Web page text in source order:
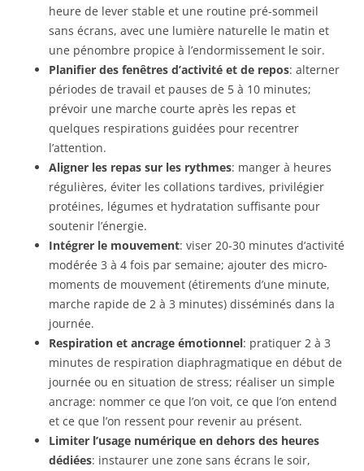
heure de lever stable et une routine pré-sommeil
sans écrans, avec une lumière naturelle le matin et
une pénombre propice à l’endormissement le soir.
Planifier des fenêtres d’activité et de repos: alterner
périodes de travail et pauses de 5 à 10 minutes;
prévoir une marche courte après les repas et
quelques respirations guidées pour recentrer
l’attention.
Aligner les repas sur les rythmes: manger à heures
régulières, éviter les collations tardives, privilégier
protéines, légumes et hydratation suffisante pour
soutenir l’énergie.
Intégrer le mouvement: viser 20-30 minutes d’activité
modérée 3 à 4 fois par semaine; ajouter des micro-
moments de mouvement (étirements d’une minute,
marche rapide de 2 à 3 minutes) disséminés dans la
journée.
Respiration et ancrage émotionnel: pratiquer 2 à 3
minutes de respiration diaphragmatique en début de
journée ou en situation de stress; réaliser un simple
ancrage: nommer ce que l’on voit, ce que l’on entend
et ce que l’on ressent pour revenir au présent.
Limiter l’usage numérique en dehors des heures
dédiées: instaurer une zone sans écrans le soir,